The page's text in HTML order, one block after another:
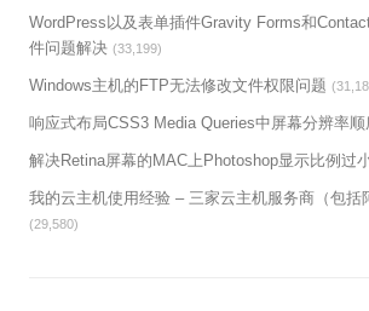
WordPress以及表单插件Gravity Forms和
件问题解决 (33,199)
Windows主机的FTP无法修改文件权限问题
响应式布局CSS3 Media Queries中屏幕分辨率
解决Retina屏幕的MAC上Photoshop显示比例过
我的云主机使用经验 – 三家云主机服务商（包括
(29,580)